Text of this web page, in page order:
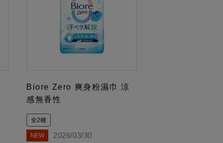
Biore Zero 爽身粉濕巾 涼
感無香性
全2種
NEW 2026/03/30